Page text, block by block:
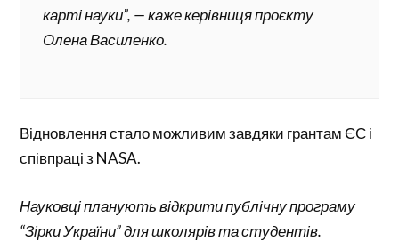
карті науки”, — каже керівниця проєкту
Олена Василенко.
Відновлення стало можливим завдяки грантам ЄС і
співпраці з NASA.
Науковці планують відкрити публічну програму
“Зірки України” для школярів та студентів.